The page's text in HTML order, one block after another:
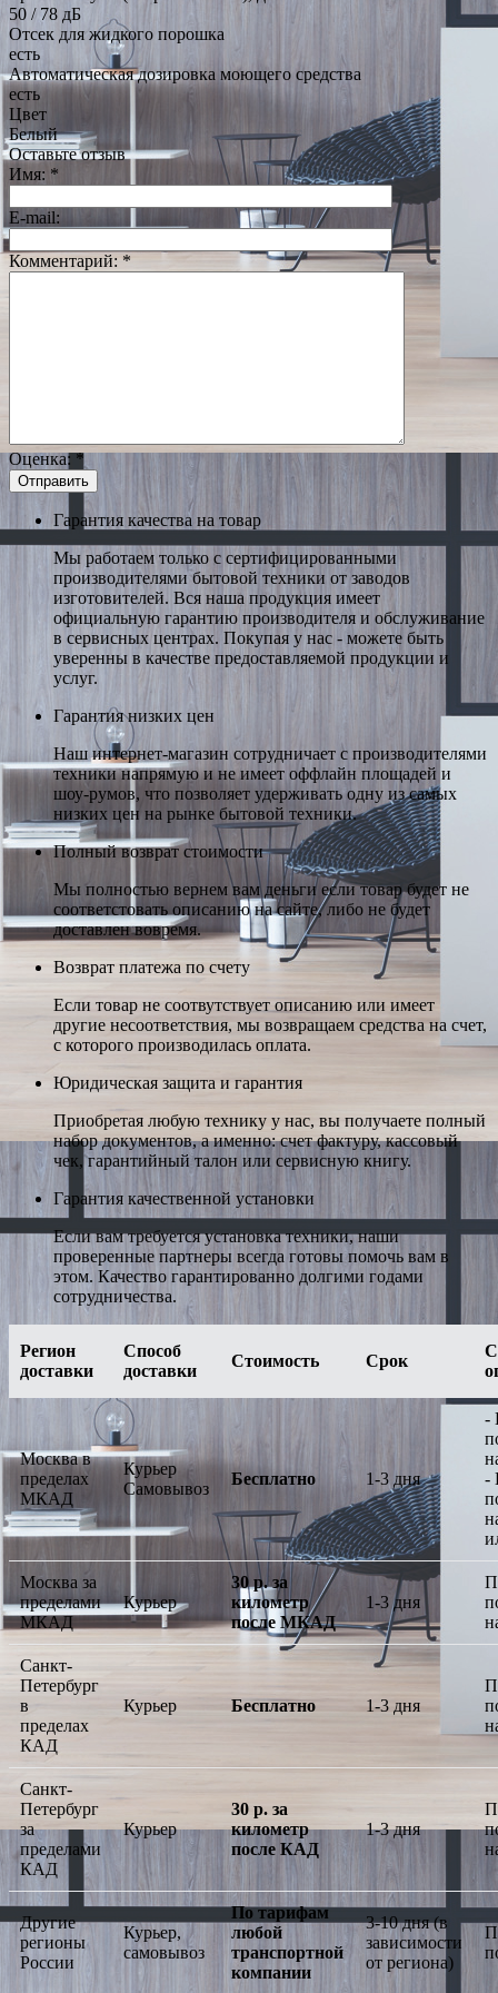
50 / 78 дБ
Отсек для жидкого порошка
есть
Автоматическая дозировка моющего средства
есть
Цвет
Белый
Оставьте отзыв
Имя: *
E-mail:
Комментарий: *
Оценка:*
Гарантия качества на товар
Мы работаем только с сертифицированными
производителями бытовой техники от заводов
изготовителей. Вся наша продукция имеет
официальную гарантию производителя и обслуживание
в сервисных центрах. Покупая у нас - можете быть
уверенны в качестве предоставляемой продукции и
услуг.
Гарантия низких цен
Наш интернет-магазин сотрудничает с производителями
техники напрямую и не имеет оффлайн площадей и
шоу-румов, что позволяет удерживать одну из самых
низких цен на рынке бытовой техники.
Полный возврат стоимости
Мы полностью вернем вам деньги если товар будет не
соответстовать описанию на сайте, либо не будет
доставлен вовремя.
Возврат платежа по счету
Если товар не соотвутствует описанию или имеет
другие несоответствия, мы возвращаем средства на счет,
с которого производилась оплата.
Юридическая защита и гарантия
Приобретая любую технику у нас, вы получаете полный
набор документов, а именно: счет фактуру, кассовый
чек, гарантийный талон или сервисную книгу.
Гарантия качественной установки
Если вам требуется установка техники, наши
проверенные партнеры всегда готовы помочь вам в
этом. Качество гарантированно долгими годами
сотрудничества.
Регион
доставки
Способ
доставки
Стоимость Срок
Москва в
пределах
МКАД
Курьер
Самовывоз
Бесплатно 1-3 дня
-
-
Москва за
пределами
МКАД
Курьер
30 р. за
километр
после МКАД
1-3 дня
Санкт-
Петербург
в
пределах
КАД
Курьер Бесплатно 1-3 дня
Санкт-
Петербург
за
пределами
КАД
Курьер
30 р. за
километр
после КАД
1-3 дня
Другие
регионы
России
Курьер,
самовывоз
По тарифам
любой
транспортной
компании
3-10 дня (в
зависимости
от региона)